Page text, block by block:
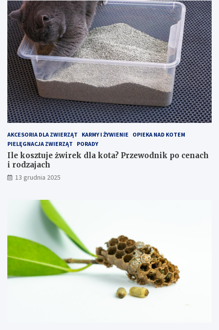
b
i
e
k
t
a
c
h
–
j
a
k
z
o
p
t
y
m
a
l
ć
o
t
z
e
w
o
d
n
i
k
p
o
c
e
n
a
c
h
i
r
o
d
h
AKCESORIA DLA ZWIERZĄT KARMY I ŻYWIENIE
OPIEKA NAD KOTEM
PIELĘGNACJA ZWIERZĄT
PORADY
Ile kosztuje żwirek dla kota? Przewodnik po cenach
i rodzajach
13 grudnia 2025